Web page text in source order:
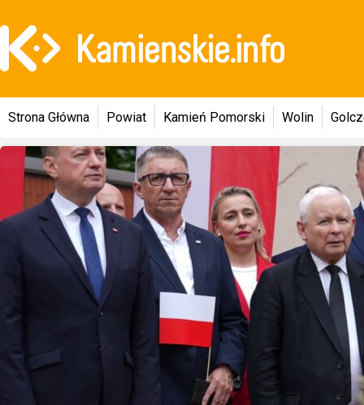
Strona Główna Powiat Kamień Pomorski Wolin